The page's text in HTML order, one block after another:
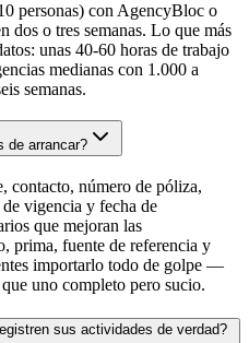
personas) con AgencyBloc o
dos o tres semanas. Lo que más
unas 40-60 horas de trabajo
medianas con 1.000 a
semanas.
de arrancar?
contacto, número de póliza,
vigencia y fecha de
que mejoran las
prima, fuente de referencia y
importarlo todo de golpe —
uno completo pero sucio.
sus actividades de verdad?